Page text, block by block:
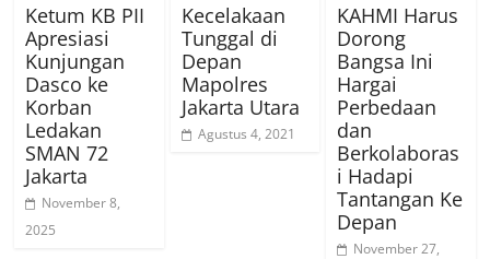
Ketum KB PII
Apresiasi
Kunjungan
Dasco ke
Korban
Ledakan
SMAN 72
Jakarta
November 8,
2025
Kecelakaan
Tunggal di
Depan
Mapolres
Jakarta Utara
Agustus 4, 2021
KAHMI Harus
Dorong
Bangsa Ini
Hargai
Perbedaan
dan
Berkolaboras
i Hadapi
Tantangan Ke
Depan
November 27,